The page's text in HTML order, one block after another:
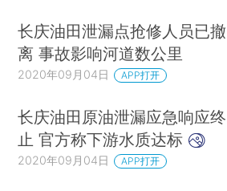
长庆油田泄漏点抢修人员已撤
离 事故影响河道数公里
2020年09月04日 APP打开
长庆油田原油泄漏应急响应终
止 官方称下游水质达标
2020年09月04日 APP打开